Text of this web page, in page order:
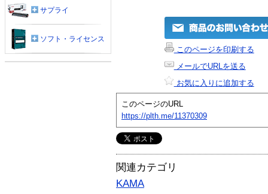
このページを印刷する
メールでURLを送る
お気に入りに追加する
このページのURL
https://plth.me/11370309
関連カテゴリ
KAMA
サプライ
ソフト・ライセンス